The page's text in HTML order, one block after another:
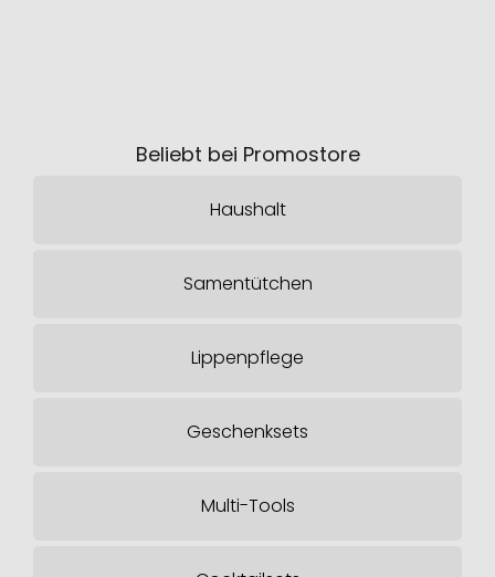
Beliebt bei Promostore
Haushalt
Samentütchen
Lippenpflege
Geschenksets
Multi-Tools